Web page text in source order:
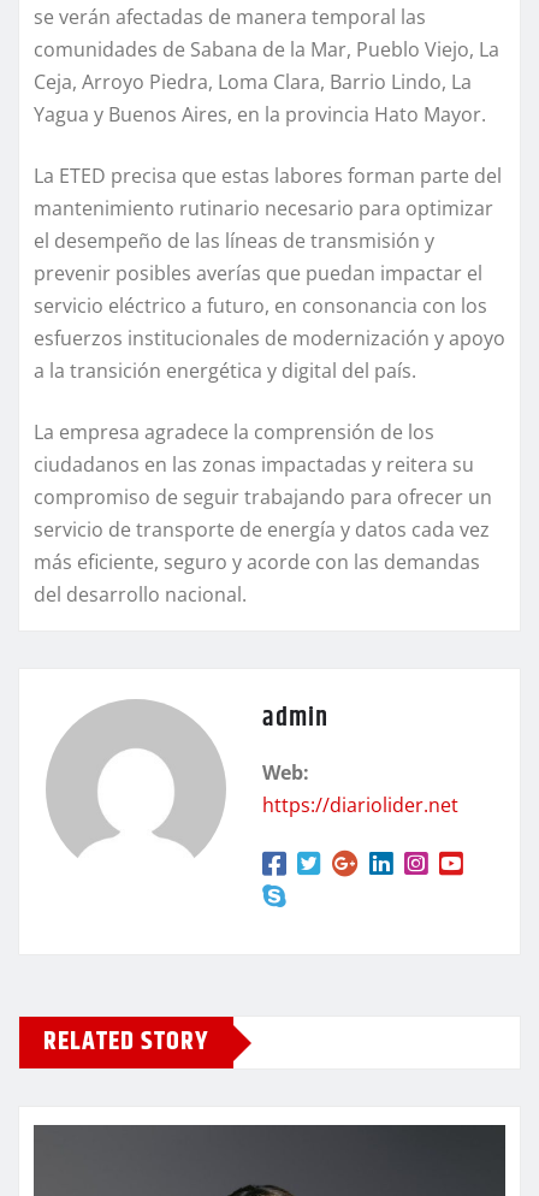
se verán afectadas de manera temporal las
comunidades de Sabana de la Mar, Pueblo Viejo, La
Ceja, Arroyo Piedra, Loma Clara, Barrio Lindo, La
Yagua y Buenos Aires, en la provincia Hato Mayor.
La ETED precisa que estas labores forman parte del
mantenimiento rutinario necesario para optimizar
el desempeño de las líneas de transmisión y
prevenir posibles averías que puedan impactar el
servicio eléctrico a futuro, en consonancia con los
esfuerzos institucionales de modernización y apoyo
a la transición energética y digital del país.
La empresa agradece la comprensión de los
ciudadanos en las zonas impactadas y reitera su
compromiso de seguir trabajando para ofrecer un
servicio de transporte de energía y datos cada vez
más eficiente, seguro y acorde con las demandas
del desarrollo nacional.
admin
Web:
https://diariolider.net
RELATED STORY